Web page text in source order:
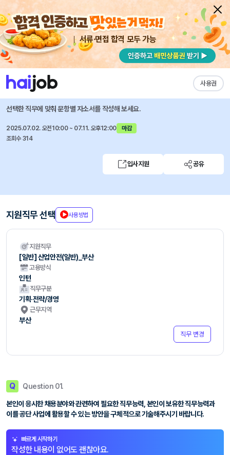
서류·면접 합격 모두 가능
사용권
채용공고 자소서 자유항목 자소서 내 작성목록
한국산업안전보건공단
2025년도 신입직 채용 공고
선택한 직무에 맞춰 문항별 자소서를 작성해 보세요.
2025.07.02. 오전10:00 ~ 07.11. 오후12:00
마감
조회수 314
입사지원 공유
지원직무 선택 사용방법
지원직무
[일반] 산업안전(일반)_부산
고용방식
인턴
직무구분
기획·전략/경영
근무지역
부산
직무 변경
Q Question 01.
본인이 응시한 채용분야와 관련하여 필요한 직무능력, 본인이 보유한 직무능력과
이를 공단 사업에 활용할 수 있는 방안을 구체적으로 기술해주시기 바랍니다.
빠르게 시작하기
작성한 내용이 없어도 괜찮아요.